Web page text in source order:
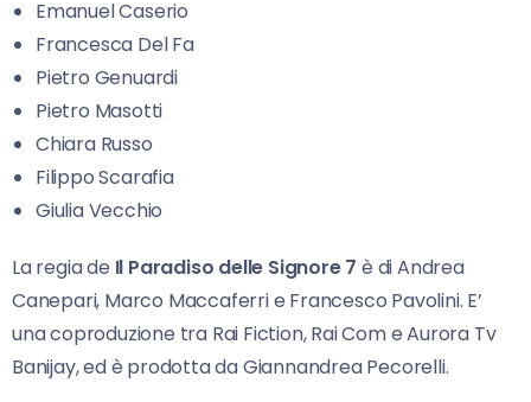
Emanuel Caserio
Francesca Del Fa
Pietro Genuardi
Pietro Masotti
Chiara Russo
Filippo Scarafia
Giulia Vecchio
La regia de Il Paradiso delle Signore 7 è di Andrea
Canepari, Marco Maccaferri e Francesco Pavolini. E’
una coproduzione tra Rai Fiction, Rai Com e Aurora Tv
Banijay, ed è prodotta da Giannandrea Pecorelli.